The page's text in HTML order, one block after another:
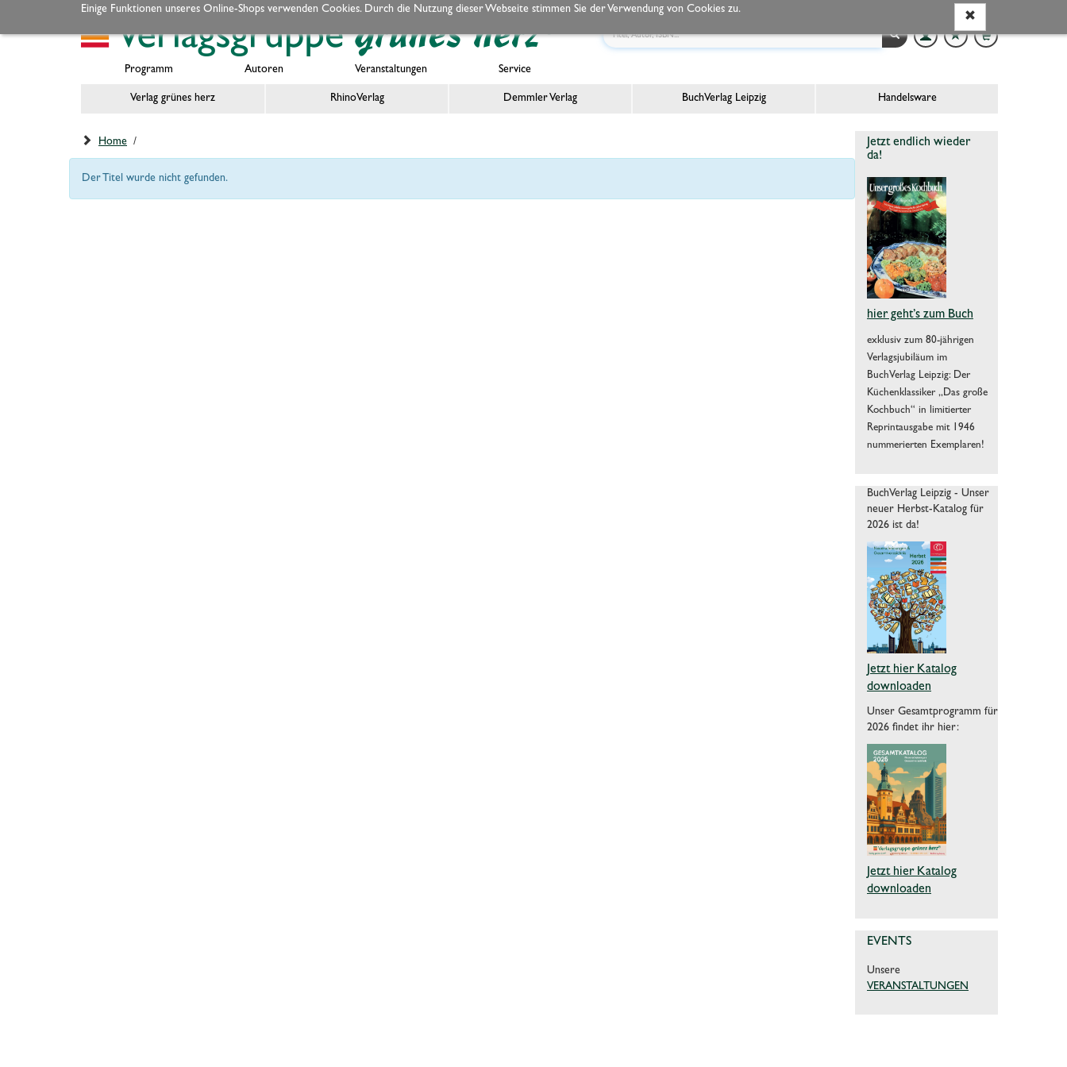
Einige Funktionen unseres Online-Shops verwenden Cookies. Durch die Nutzung dieser Webseite stimmen Sie der Verwendung von Cookies zu.
Verlag grünes herz RhinoVerlag Demmler Verlag BuchVerlag Leipzig Handelsware
Programm Autoren Veranstaltungen Service
Home /
Der Titel wurde nicht gefunden.
Jetzt endlich wieder
da!
hier geht’s zum Buch
exklusiv zum 80-jährigen
Verlagsjubiläum im
BuchVerlag Leipzig: Der
Küchenklassiker „Das große
Kochbuch“ in limitierter
Reprintausgabe mit 1946
nummerierten Exemplaren!
BuchVerlag Leipzig - Unser
neuer Herbst-Katalog für
2026 ist da!
Jetzt hier Katalog
downloaden
Unser Gesamtprogramm für
2026 findet ihr hier:
Jetzt hier Katalog
downloaden
EVENTS
Unsere
VERANSTALTUNGEN